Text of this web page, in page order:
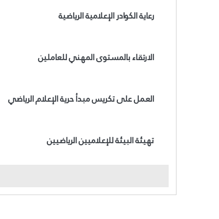
رعاية الكوادر الإعلامية الرياضية
الارتقاء بالمستوى المهني للعاملين
العمل على تكريس مبدأ حرية الإعلام الرياضي
تهيئة البيئة للإعلاميين الرياضيين